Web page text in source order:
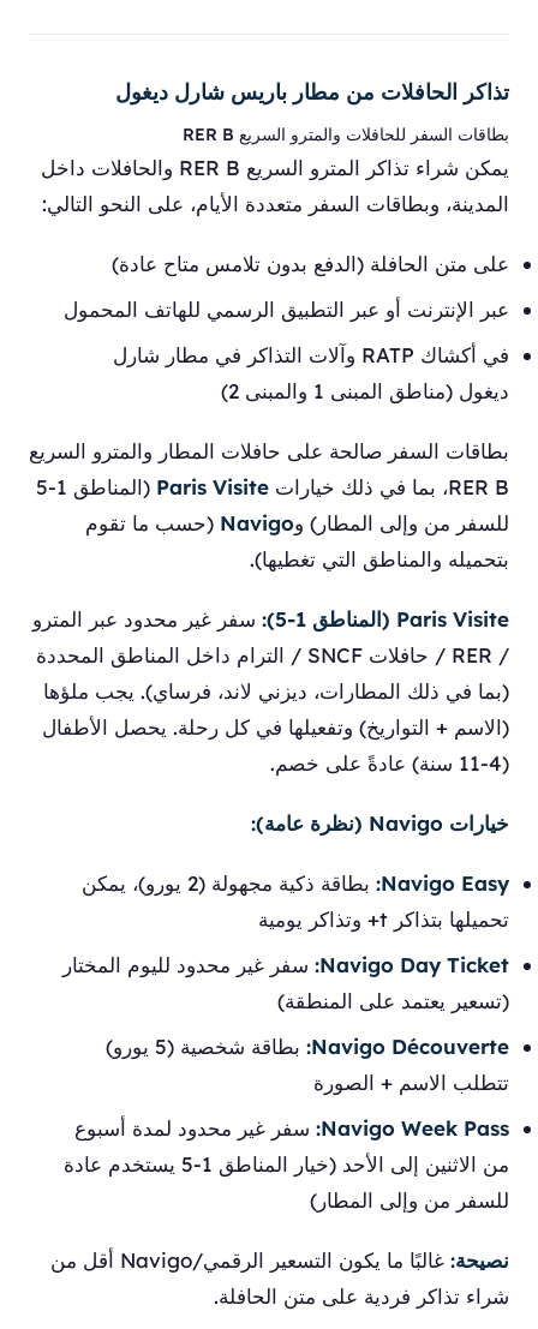
تذاكر الحافلات من مطار باريس شارل ديغول
بطاقات السفر للحافلات والمترو السريع RER B
يمكن شراء تذاكر المترو السريع RER B والحافلات داخل
المدينة، وبطاقات السفر متعددة الأيام، على النحو التالي:
على متن الحافلة (الدفع بدون تلامس متاح عادة)
عبر الإنترنت أو عبر التطبيق الرسمي للهاتف المحمول
في أكشاك RATP وآلات التذاكر في مطار شارل
ديغول (مناطق المبنى 1 والمبنى 2)
بطاقات السفر صالحة على حافلات المطار والمترو السريع
RER B، بما في ذلك خيارات
Paris Visite
(المناطق 1-5
للسفر من وإلى المطار) وNavigo (حسب ما تقوم
بتحميله والمناطق التي تغطيها).
Paris Visite (المناطق 1-5):
سفر غير محدود عبر المترو
/ RER / حافلات SNCF / الترام داخل المناطق المحددة
(بما في ذلك المطارات، ديزني لاند، فرساي). يجب ملؤها
(الاسم + التواريخ) وتفعيلها في كل رحلة. يحصل الأطفال
(4-11 سنة) عادةً على خصم.
خيارات Navigo (نظرة عامة):
Navigo Easy:
بطاقة ذكية مجهولة (2 يورو)، يمكن
تحميلها بتذاكر t+ وتذاكر يومية
Navigo Day Ticket: سفر غير محدود لليوم المختار
(تسعير يعتمد على المنطقة)
Navigo Découverte:
بطاقة شخصية (5 يورو)
تتطلب الاسم + الصورة
Navigo Week Pass: سفر غير محدود لمدة أسبوع
من الاثنين إلى الأحد (خيار المناطق 1-5 يستخدم عادة
للسفر من وإلى المطار)
نصيحة:
غالبًا ما يكون التسعير الرقمي/Navigo أقل من
شراء تذاكر فردية على متن الحافلة.